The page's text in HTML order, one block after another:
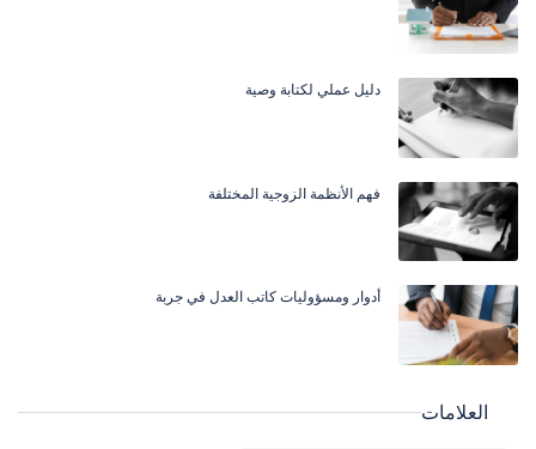
دليل عملي لكتابة وصية
فهم الأنظمة الزوجية المختلفة
أدوار ومسؤوليات كاتب العدل في جربة
العلامات